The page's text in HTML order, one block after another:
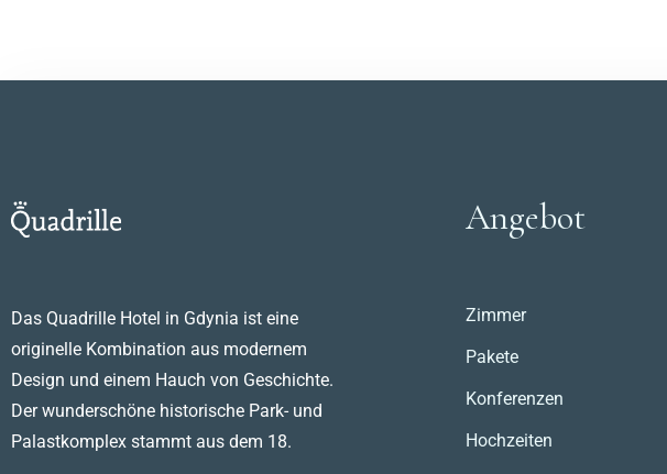
Das Quadrille Hotel in Gdynia ist eine
originelle Kombination aus modernem
Design und einem Hauch von Geschichte.
Der wunderschöne historische Park- und
Palastkomplex stammt aus dem 18.
Angebot
Zimmer
Pakete
Konferenzen
Hochzeiten